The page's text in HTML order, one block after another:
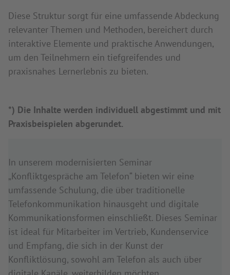
Diese Struktur sorgt für eine umfassende Abdeckung
relevanter Themen und Methoden, bereichert durch
interaktive Elemente und praktische Anwendungen,
um den Teilnehmern ein tiefgreifendes und
praxisnahes Lernerlebnis zu bieten.
*) Die Inhalte werden individuell abgestimmt und mit
Praxisbeispielen abgerundet.
In unserem modernisierten Seminar
„Konfliktgespräche am Telefon“ bieten wir eine
umfassende Schulung, die über traditionelle
Telefonkommunikation hinausgeht und digitale
Kommunikationsformen einschließt. Dieses Seminar
ist ideal für Mitarbeiter im Vertrieb, Kundenservice
und Empfang, die sich in der Kunst der
Konfliktlösung, sowohl am Telefon als auch über